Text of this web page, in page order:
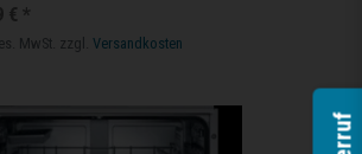
€ *
MwSt. zzgl.Versandkosten